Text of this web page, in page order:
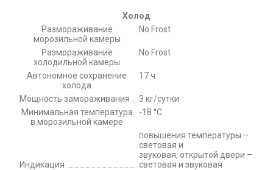
Холод
Размораживание
морозильной камеры
No Frost
Размораживание
холодильной камеры
No Frost
Автономное сохранение
холода
17 ч
Мощность замораживания
3 кг/сутки
Минимальная температура
в морозильной камере
-18 °C
Индикация
повышения температуры –
световая и
звуковая, открытой двери –
световая и звуковая